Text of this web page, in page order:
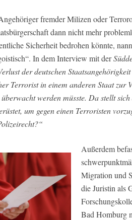
fremder Milizen oder
dann nicht mehr
Sicherheit bedrohen könnte,
In dem Interview mit der
der deutschen
Terrorist in einem anderen Staat zur
werden müsste. Da stellt
um gegen einen Terroristen
Außerdem
Migration und
die Juristin als
Bad Homburg